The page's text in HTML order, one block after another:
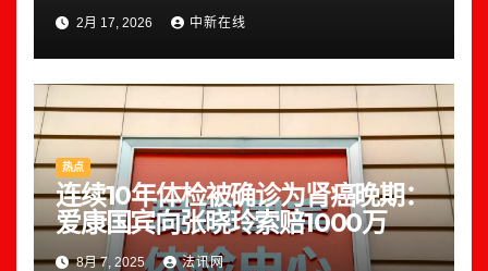
2月 17, 2026 中新在线
热点
连续10年体检被确诊为肾癌晚期：
爱康国宾向张晓玲索赔1000万
8月 7, 2025 法讯网